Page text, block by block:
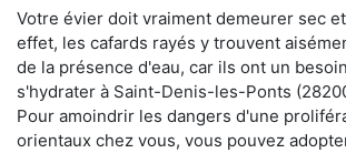
Votre évier doit vraiment demeurer sec
effet, les cafards rayés y trouvent
de la présence d'eau, car ils ont un
s'hydrater à Saint-Denis-les-Ponts
Pour amoindrir les dangers d'une
orientaux chez vous, vous pouvez